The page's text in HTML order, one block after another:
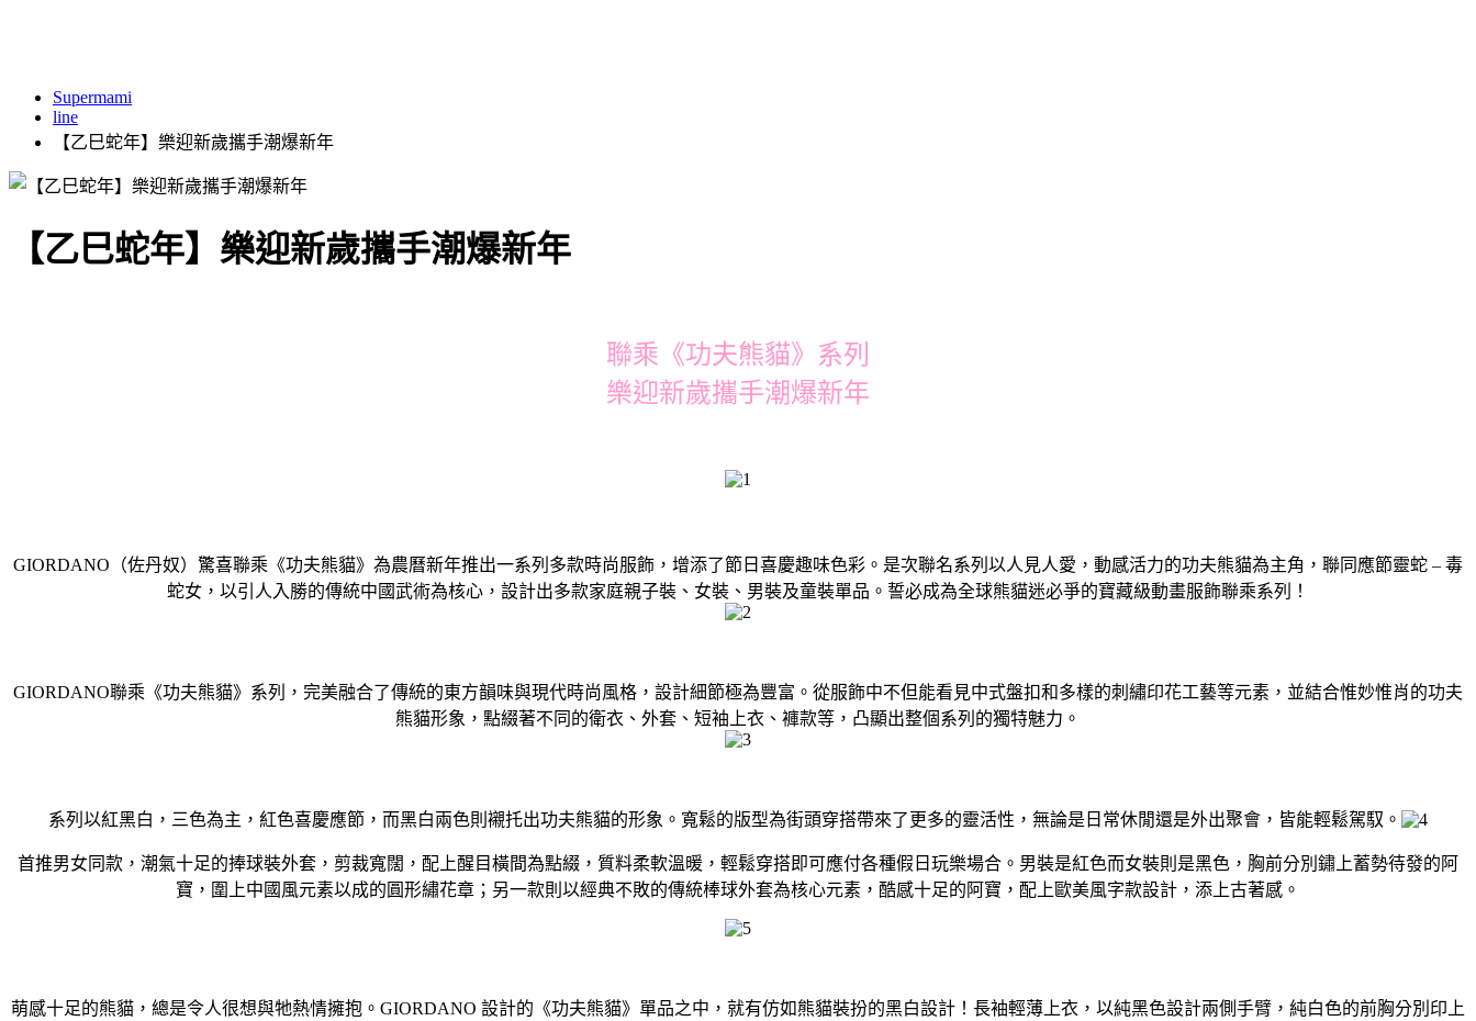
Supermami
line
【乙巳蛇年】樂迎新歲攜手潮爆新年
【乙巳蛇年】樂迎新歲攜手潮爆新年
聯乘《功夫熊貓》系列
樂迎新歲攜手潮爆新年
GIORDANO（佐丹奴）驚喜聯乘《功夫熊貓》為農曆新年推出一系列多款時尚服飾，增添了節日喜慶趣味色彩。是次聯名系列以人見人愛，動感活力的功夫熊貓為主角，聯同應節靈蛇 – 毒
蛇女，以引人入勝的傳統中國武術為核心，設計出多款家庭親子裝、女裝、男裝及童裝單品。誓必成為全球熊貓迷必爭的寶藏級動畫服飾聯乘系列！
GIORDANO聯乘《功夫熊貓》系列，完美融合了傳統的東方韻味與現代時尚風格，設計細節極為豐富。從服飾中不但能看見中式盤扣和多樣的刺繡印花工藝等元素，並結合惟妙惟肖的功夫
熊貓形象，點綴著不同的衛衣、外套、短袖上衣、褲款等，凸顯出整個系列的獨特魅力。
系列以紅黑白，三色為主，紅色喜慶應節，而黑白兩色則襯托出功夫熊貓的形象。寬鬆的版型為街頭穿搭帶來了更多的靈活性，無論是日常休閒還是外出聚會，皆能輕鬆駕馭。
首推男女同款，潮氣十足的捧球裝外套，剪裁寬闊，配上醒目橫間為點綴，質料柔軟溫暖，輕鬆穿搭即可應付各種假日玩樂場合。男裝是紅色而女裝則是黑色，胸前分別鏽上蓄勢待發的阿
寶，圍上中國風元素以成的圓形繡花章；另一款則以經典不敗的傳統棒球外套為核心元素，酷感十足的阿寶，配上歐美風字款設計，添上古著感。
萌感十足的熊貓，總是令人很想與牠熱情擁抱。GIORDANO 設計的《功夫熊貓》單品之中，就有仿如熊貓裝扮的黑白設計！長袖輕薄上衣，以純黑色設計兩側手臂，純白色的前胸分別印上